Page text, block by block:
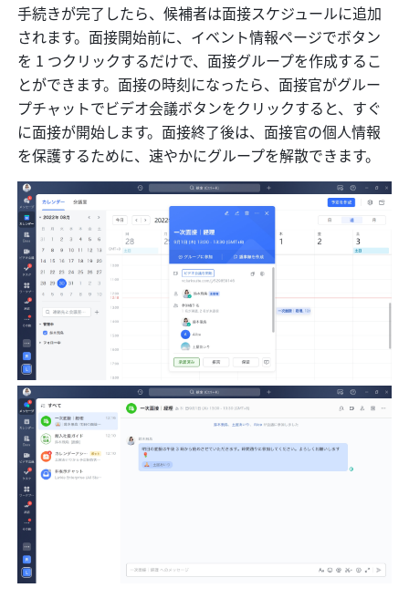
手続きが完了したら、候補者は面接スケジュールに追加
されます。面接開始前に、イベント情報ページでボタン
を 1 つクリックするだけで、面接グループを作成するこ
とができます。面接の時刻になったら、面接官がグルー
プチャットでビデオ会議ボタンをクリックすると、すぐ
に面接が開始します。面接終了後は、面接官の個人情報
を保護するために、速やかにグループを解散できます。